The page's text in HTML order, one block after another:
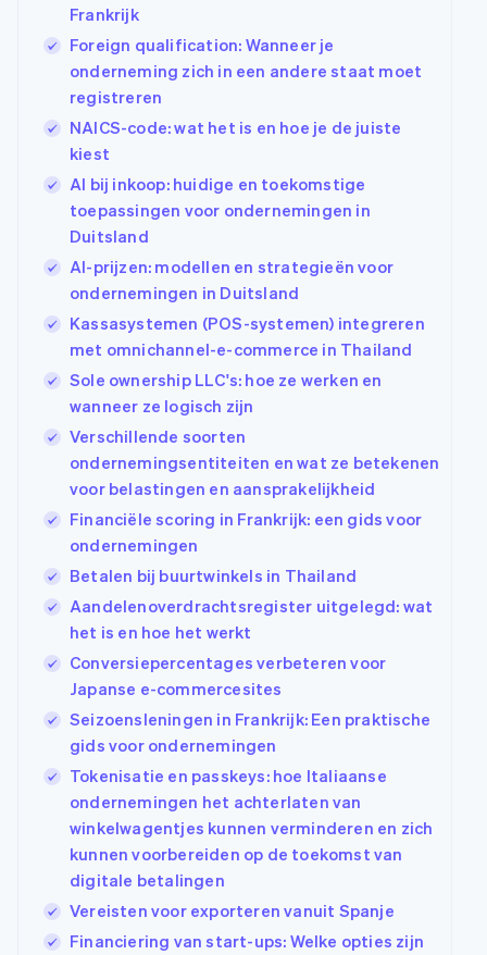
Toegang tot meer
dan 125
Terminal
Fysieke betalingen
Boost
Optimaliseer de
acceptatie
Link
Versneld afrekenen
Financial
Connections
Data gekoppelde
rekeningen
Data Pipeline
Meer
Product roadmap
Ontdek wat er in het verschiet ligt
Radar
Fraudepreventie
Atlas
Climate
CO₂-verwijdering
Online identiteitsverificatie
Stripe Sessions 2026
Ontdek hoe Stripe de economische
Nu bekijken
Marktplaatsen
Geldbeheer
Platforms
Per branche
Gaming
Horeca, reizen en vrije
tijd
Verzekering
Media en
Non-
profitorganisaties
dienstverlening
Publieke sector
Detailhandel
Ecosysteem
Partners
Stripe App
Marketplace
beheren
Facturatie naar
gebruik bieden
stablecoins worden
beheren met agents
App-integraties
Voorbeelden van code
Developerblog
API-status
Productroadmap
Vacatures
Neem contact op
Frankrijk
Foreign qualification: Wanneer je
onderneming zich in een andere staat moet
registreren
NAICS-code: wat het is en hoe je de juiste
kiest
AI bij inkoop: huidige en toekomstige
toepassingen voor ondernemingen in
Duitsland
AI-prijzen: modellen en strategieën voor
ondernemingen in Duitsland
Kassasystemen (POS-systemen) integreren
met omnichannel-e-commerce in Thailand
Sole ownership LLC's: hoe ze werken en
wanneer ze logisch zijn
Verschillende soorten
ondernemingsentiteiten en wat ze betekenen
voor belastingen en aansprakelijkheid
Financiële scoring in Frankrijk: een gids voor
ondernemingen
Betalen bij buurtwinkels in Thailand
Aandelenoverdrachtsregister uitgelegd: wat
het is en hoe het werkt
Conversiepercentages verbeteren voor
Japanse e-commercesites
Seizoensleningen in Frankrijk: Een praktische
gids voor ondernemingen
Tokenisatie en passkeys: hoe Italiaanse
ondernemingen het achterlaten van
winkelwagentjes kunnen verminderen en zich
kunnen voorbereiden op de toekomst van
digitale betalingen
Vereisten voor exporteren vanuit Spanje
Financiering van start-ups: Welke opties zijn